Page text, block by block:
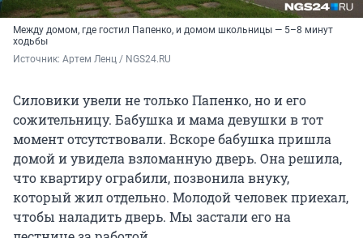
Между домом, где гостил Папенко, и домом школьницы — 5–8 минут
ходьбы
Источник: Артем Ленц / NGS24.RU
Силовики увели не только Папенко, но и его
сожительницу. Бабушка и мама девушки в тот
момент отсутствовали. Вскоре бабушка пришла
домой и увидела взломанную дверь. Она решила,
что квартиру ограбили, позвонила внуку,
который жил отдельно. Молодой человек приехал,
чтобы наладить дверь. Мы застали его на